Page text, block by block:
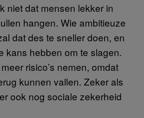
niet dat mensen lekker in
hangen. Wie ambitieuze
dat des te sneller doen, en
kans hebben om te slagen.
risico’s nemen, omdat
kunnen vallen. Zeker als
ook nog sociale zekerheid